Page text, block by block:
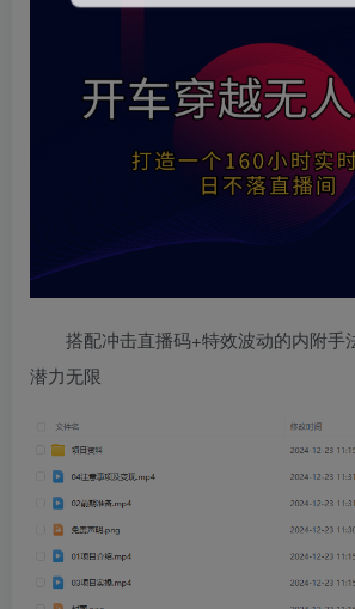
搭配冲击直播码+特效波动的内附手
潜力无限